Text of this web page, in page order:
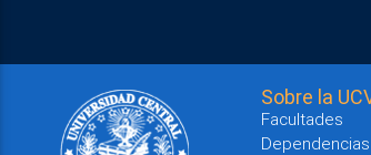
Sobre la
Facultades